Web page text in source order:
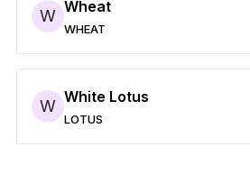
W Wheat
WHEAT
Senden/Empfangen
Kaufen
Umtauschen
Staken
Kompatibel mit Wallets von Drittanbietern
Sicheres WHEAT
W White Lotus
LOTUS
Senden/Empfangen
Kaufen
Umtauschen
Staken
Kompatibel mit Wallets von Drittanbietern
Sicheres LOTUS